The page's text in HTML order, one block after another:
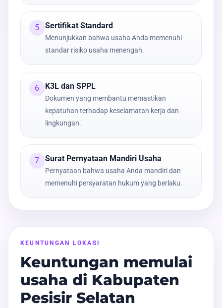
5 Sertifikat Standard
Menunjukkan bahwa usaha Anda memenuhi
standar risiko usaha menengah.
6 K3L dan SPPL
Dokumen yang membantu memastikan
kepatuhan terhadap keselamatan kerja dan
lingkungan.
7 Surat Pernyataan Mandiri Usaha
Pernyataan bahwa usaha Anda mandiri dan
memenuhi persyaratan hukum yang berlaku.
KEUNTUNGAN LOKASI
Keuntungan memulai
usaha di Kabupaten
Pesisir Selatan